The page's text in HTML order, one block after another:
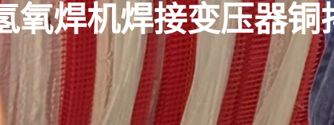
焊机焊接变压器铜